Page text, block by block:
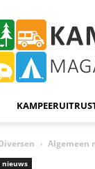
Algemeen
nieuws